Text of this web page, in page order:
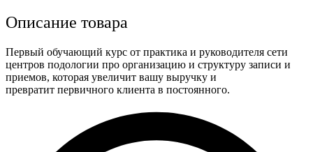
Описание товара
Первый обучающий курс от практика и руководителя сети
центров подологии про организацию и структуру записи и
приемов, которая увеличит вашу выручку и
превратит первичного клиента в постоянного.